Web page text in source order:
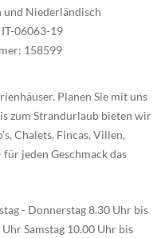
und Niederländisch
IT-06063-19
: 158599
Planen Sie mit uns
zum Strandurlaub bieten wir
Chalets, Fincas, Villen,
jeden Geschmack das
- Donnerstag 8.30 Uhr bis
Samstag 10.00 Uhr bis